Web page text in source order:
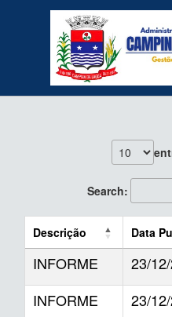
conteúdo do menu
Secretarias
Search:
Descrição Data
INFORME 23/
INFORME 23/